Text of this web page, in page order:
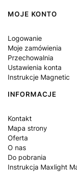
Linki w stopce
MOJE KONTO
Logowanie
Moje zamówienia
Przechowalnia
Ustawienia konta
Instrukcje Magnetic
INFORMACJE
Kontakt
Mapa strony
Oferta
O nas
Do pobrania
Instrukcja Maxlight